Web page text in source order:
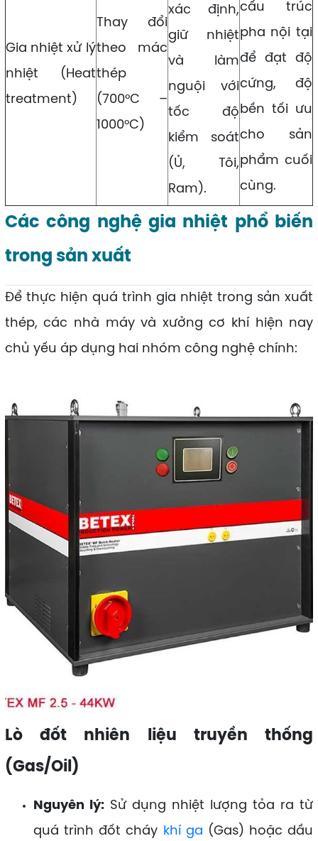
Gia nhiệt xử lý
nhiệt (Heat
treatment)
Thay đổi
theo mác
thép
(700°C –
1000°C)
xác định,
giữ nhiệt
và làm
nguội với
tốc độ
kiểm soát
(Ủ, Tôi,
Ram).
cấu trúc
pha nội tại
để đạt độ
cứng, độ
bền tối ưu
cho sản
phẩm cuối
cùng.
Các công nghệ gia nhiệt phổ biến
trong sản xuất
Để thực hiện quá trình gia nhiệt trong sản xuất
thép, các nhà máy và xưởng cơ khí hiện nay
chủ yếu áp dụng hai nhóm công nghệ chính:
Lò đốt nhiên liệu truyền thống
(Gas/Oil)
Nguyên lý:Sử dụng nhiệt lượng tỏa ra từ
quá trình đốt cháy khí ga (Gas) hoặc dầu